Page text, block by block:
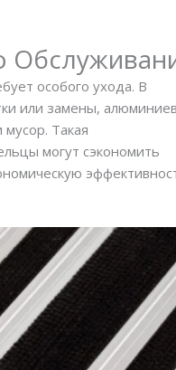
особого ухода. В
или замены,
Такая
могут сэкономить